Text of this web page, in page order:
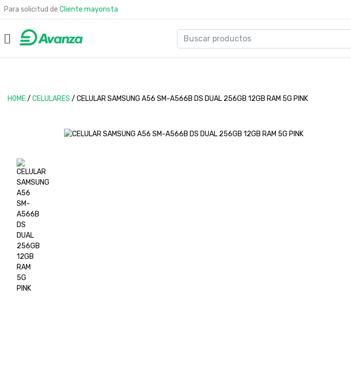
Para solicitud de Cliente mayorista
HOME/ CELULARES / CELULAR SAMSUNG A56 SM-A566B DS DUAL 256GB 12GB RAM 5G PINK